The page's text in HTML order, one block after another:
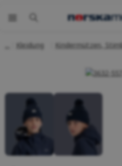
Kleidung Kindermützen,